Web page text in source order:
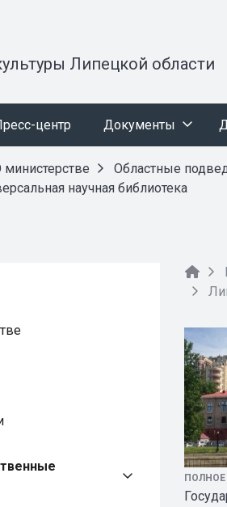
Липецкой области
центр Документы
министерстве Областные
научная библиотека